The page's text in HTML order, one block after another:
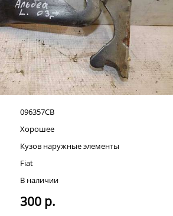
096357СВ
Хорошее
Кузов наружные элементы
Fiat
В наличии
300 р.